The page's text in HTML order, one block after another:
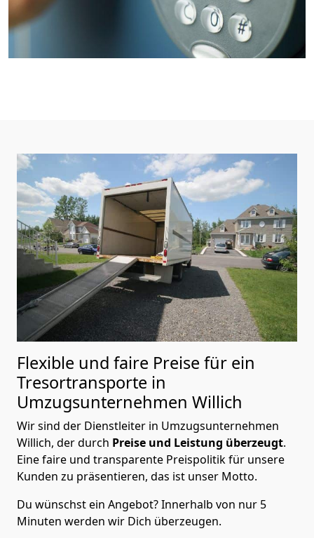
Flexible und faire Preise für ein
Tresortransporte in
Umzugsunternehmen Willich
Wir sind der Dienstleiter in Umzugsunternehmen
Willich, der durch Preise und Leistung überzeugt.
Eine faire und transparente Preispolitik für unsere
Kunden zu präsentieren, das ist unser Motto.
Du wünschst ein Angebot? Innerhalb von nur 5
Minuten werden wir Dich überzeugen.